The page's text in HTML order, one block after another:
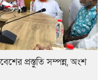
প্রস্তুতি সম্পন্ন, অংশ